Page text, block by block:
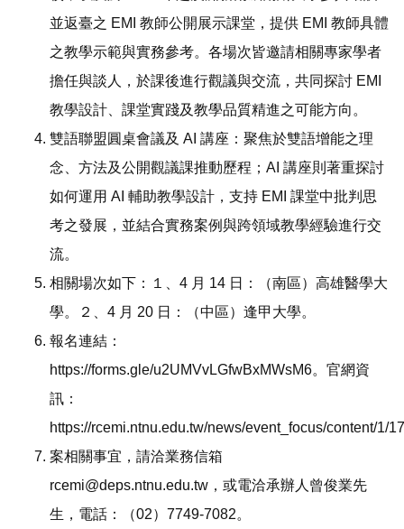
並返臺之 EMI 教師公開展示課堂，提供 EMI 教師具體
之教學示範與實務參考。各場次皆邀請相關專家學者
擔任與談人，於課後進行觀議與交流，共同探討 EMI
教學設計、課堂實踐及教學品質精進之可能方向。
雙語聯盟圓桌會議及 AI 講座：聚焦於雙語增能之理
念、方法及公開觀議課推動歷程；AI 講座則著重探討
如何運用 AI 輔助教學設計，支持 EMI 課堂中批判思
考之發展，並結合實務案例與跨領域教學經驗進行交
流。
相關場次如下：１、4 月 14 日：（南區）高雄醫學大
學。２、4 月 20 日：（中區）逢甲大學。
報名連結：
https://forms.gle/u2UMVvLGfwBxMWsM6。官網資
訊：
https://rcemi.ntnu.edu.tw/news/event_focus/content/1/
案相關事宜，請洽業務信箱
rcemi@deps.ntnu.edu.tw，或電洽承辦人曾俊業先
生，電話：（02）7749-7082。